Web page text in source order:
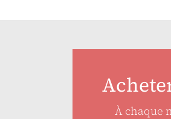
À chaque